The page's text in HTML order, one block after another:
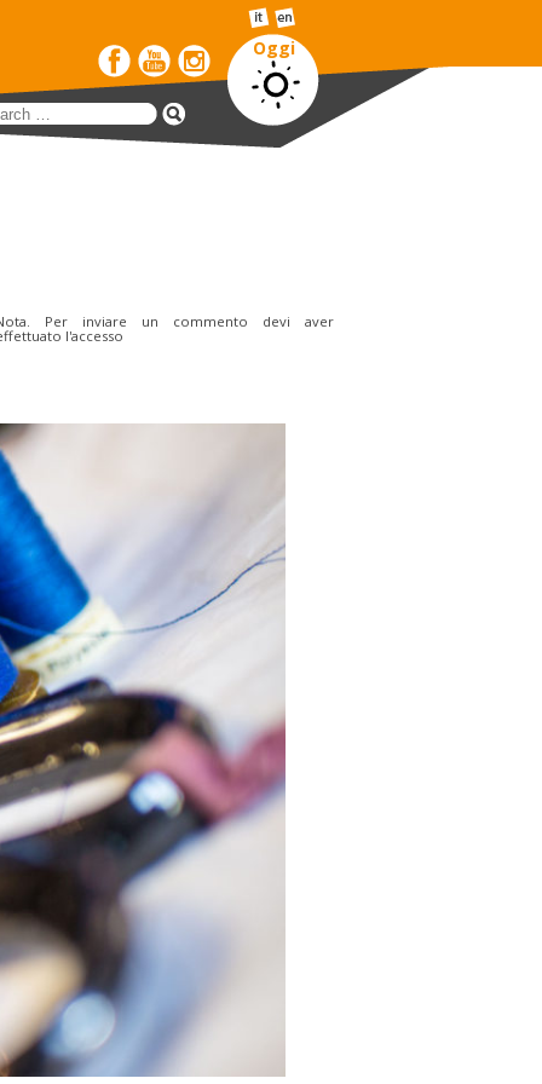
Oggi
Per inviare un commento devi aver
l'accesso